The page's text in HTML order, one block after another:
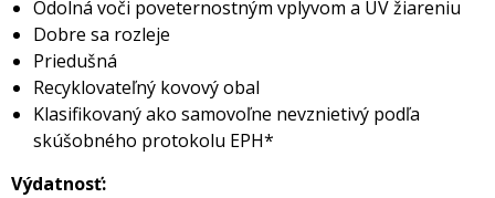
Odolná voči poveternostným vplyvom a UV žiareniu
Dobre sa rozleje
Priedušná
Recyklovateľný kovový obal
Klasifikovaný ako samovoľne nevznietivý podľa
skúšobného protokolu EPH*
Výdatnosť: